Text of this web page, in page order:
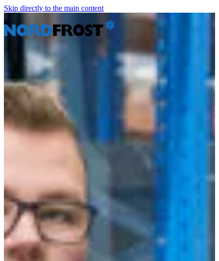
Skip directly to the main content